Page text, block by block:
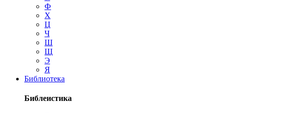
Ф
Х
Ц
Ч
Ш
Щ
Э
Я
Библиотека
Библеистика